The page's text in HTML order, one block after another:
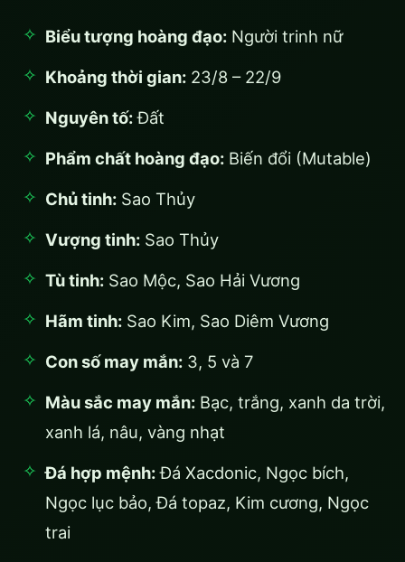
Biểu tượng hoàng đạo: Người trinh nữ
Khoảng thời gian: 23/8 – 22/9
Nguyên tố:Đất
Phẩm chất hoàng đạo: Biến đổi (Mutable)
Chủ tinh: Sao Thủy
Vượng tinh: Sao Thủy
Tù tinh: Sao Mộc, Sao Hải Vương
Hãm tinh: Sao Kim, Sao Diêm Vương
Con số may mắn: 3, 5 và 7
Màu sắc may mắn: Bạc, trắng, xanh da trời,
xanh lá, nâu, vàng nhạt
Đá hợp mệnh:Đá Xacdonic, Ngọc bích,
Ngọc lục bảo, Đá topaz, Kim cương, Ngọc
trai